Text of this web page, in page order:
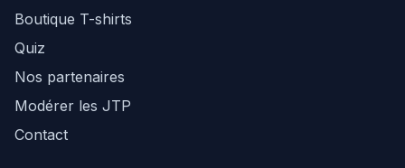
Boutique T-shirts
Quiz
Nos partenaires
Modérer les JTP
Contact